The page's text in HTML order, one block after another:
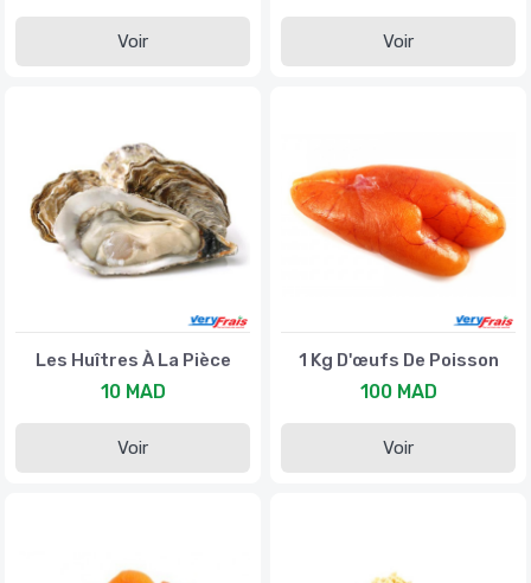
Voir Voir
Les Huîtres À La Pièce
10 MAD
Voir
1 Kg D'œufs De Poisson
100 MAD
Voir